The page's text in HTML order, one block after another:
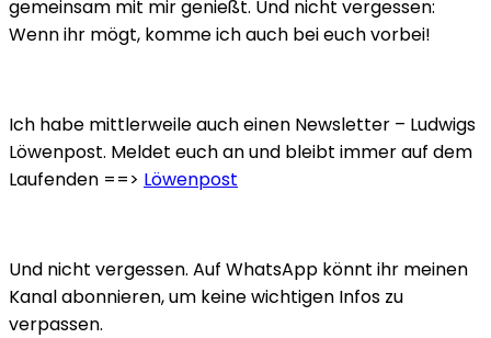
gemeinsam mit mir genießt. Und nicht vergessen:
Wenn ihr mögt, komme ich auch bei euch vorbei!
Ich habe mittlerweile auch einen Newsletter – Ludwigs
Löwenpost. Meldet euch an und bleibt immer auf dem
Laufenden ==> Löwenpost
Und nicht vergessen. Auf WhatsApp könnt ihr meinen
Kanal abonnieren, um keine wichtigen Infos zu
verpassen.